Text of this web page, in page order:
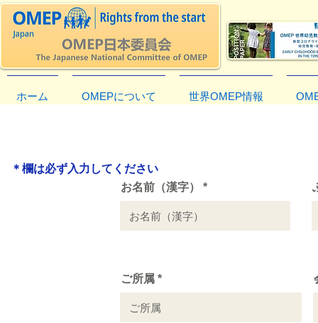
ホーム OMEPについて 世界OMEP情報
お名前（漢字）
ご所属
＊欄は必ず入力してください